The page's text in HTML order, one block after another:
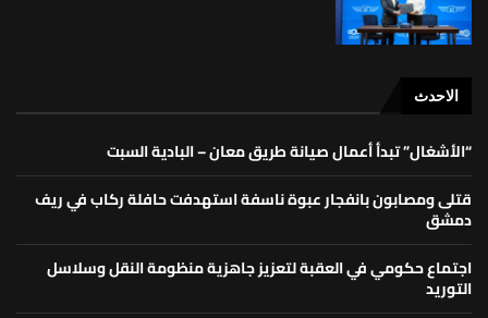
الاحدث
“الأشغال” تبدأ أعمال صيانة طريق معان – البادية السبت
قتلى ومصابون بانفجار عبوة ناسفة استهدفت حافلة ركاب في ريف
دمشق
اجتماع حكومي في العقبة لتعزيز جاهزية منظومة النقل وسلاسل
التوريد